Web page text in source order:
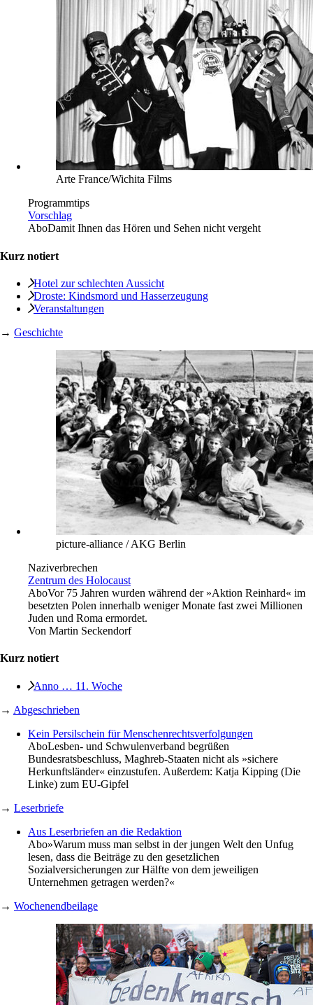
Arte France/Wichita Films
Programmtips
Vorschlag
AboDamit Ihnen das Hören und Sehen nicht vergeht
Kurz notiert
Hotel zur schlechten Aussicht
Droste: Kindsmord und Hasserzeugung
Veranstaltungen
→ Geschichte
picture-alliance / AKG Berlin
Naziverbrechen
Zentrum des Holocaust
AboVor 75 Jahren wurden während der »Aktion Reinhard« im
besetzten Polen innerhalb weniger Monate fast zwei Millionen
Juden und Roma ermordet.
Von Martin Seckendorf
Kurz notiert
Anno … 11. Woche
→ Abgeschrieben
Kein Persilschein für Menschenrechtsverfolgungen
AboLesben- und Schwulenverband begrüßen
Bundesratsbeschluss, Maghreb-Staaten nicht als »sichere
Herkunftsländer« einzustufen. Außerdem: Katja Kipping (Die
Linke) zum EU-Gipfel
→ Leserbriefe
Aus Leserbriefen an die Redaktion
Abo»Warum muss man selbst in der jungen Welt den Unfug
lesen, dass die Beiträge zu den gesetzlichen
Sozialversicherungen zur Hälfte von dem jeweiligen
Unternehmen getragen werden?«
→ Wochenendbeilage